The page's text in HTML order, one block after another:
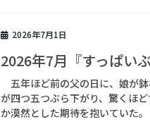
2026年7月1日
2026年7月『すっぱい
五年ほど前の父の日に、娘が
が四つ五つぶら下がり、驚くほ
か漠然とした期待を抱いていた